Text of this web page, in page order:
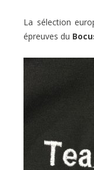
La sélection
épreuves du